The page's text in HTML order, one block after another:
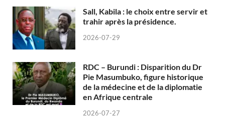
Sall, Kabila : le choix entre servir et
trahir après la présidence.
2026-07-29
RDC – Burundi : Disparition du Dr
Pie Masumbuko, figure historique
de la médecine et de la diplomatie
en Afrique centrale
2026-07-27